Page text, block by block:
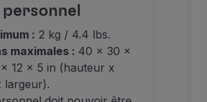
: 2 kg / 4.4 lbs.
maximales : 40 x 30 x
12 x 5 in (hauteur x
largeur).